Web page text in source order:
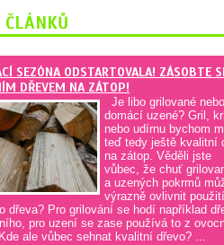
SEZÓNA ODSTARTOVALA! ZÁSOBTE
DŘEVEM NA ZÁTOP!
Je libo grilované nebo
domácí uzené? Gril,
nebo udírnu bychom
teď tedy ještě kvalitní
na zátop. Věděli jste
vůbec, že chuť
a uzených pokrmů
výrazně ovlivnit
dřeva? Pro grilování se hodí například
pro uzení se zase používá to z
ale vůbec sehnat kvalitní dřevo? ...